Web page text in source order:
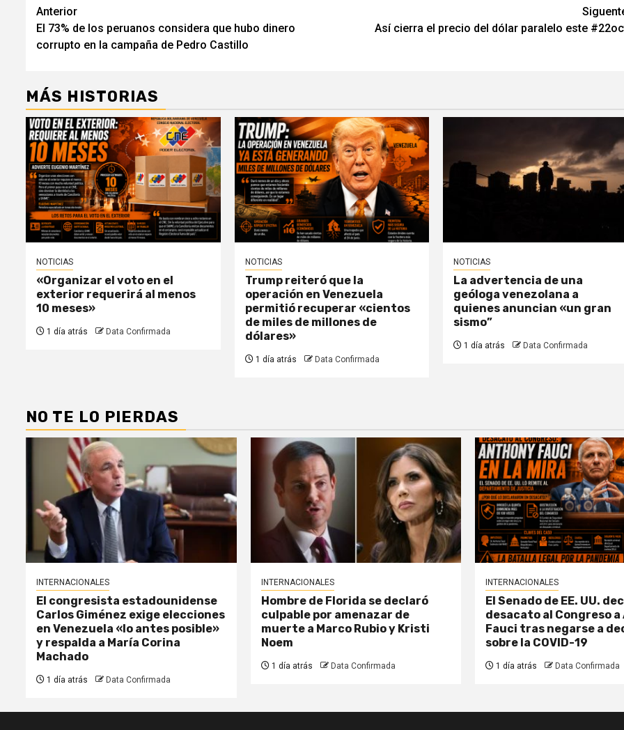
Navegación
de
entradas
Anterior
El 73% de los peruanos considera que hubo dinero
corrupto en la campaña de Pedro Castillo
Así cierra el precio del dólar paralelo este
MÁS HISTORIAS
NOTICIAS
«Organizar el voto en el
exterior requerirá al menos
10 meses»
1 día atrás Data Confirmada
NOTICIAS
Trump reiteró que la
operación en Venezuela
permitió recuperar «cientos
de miles de millones de
dólares»
1 día atrás Data Confirmada
NOTICIAS
La advertencia de una
geóloga venezolana a
quienes anuncian «un gran
sismo”
1 día atrás Data Confirmada
NO TE LO PIERDAS
INTERNACIONALES
El congresista estadounidense
Carlos Giménez exige elecciones
en Venezuela «lo antes posible»
y respalda a María Corina
Machado
1 día atrás Data Confirmada
INTERNACIONALES
Hombre de Florida se declaró
culpable por amenazar de
muerte a Marco Rubio y Kristi
Noem
1 día atrás Data Confirmada
INTERNACIONALES
El Senado de EE. UU.
desacato al Congreso
Fauci tras negarse a
sobre la COVID-19
1 día atrás Data Confirmada